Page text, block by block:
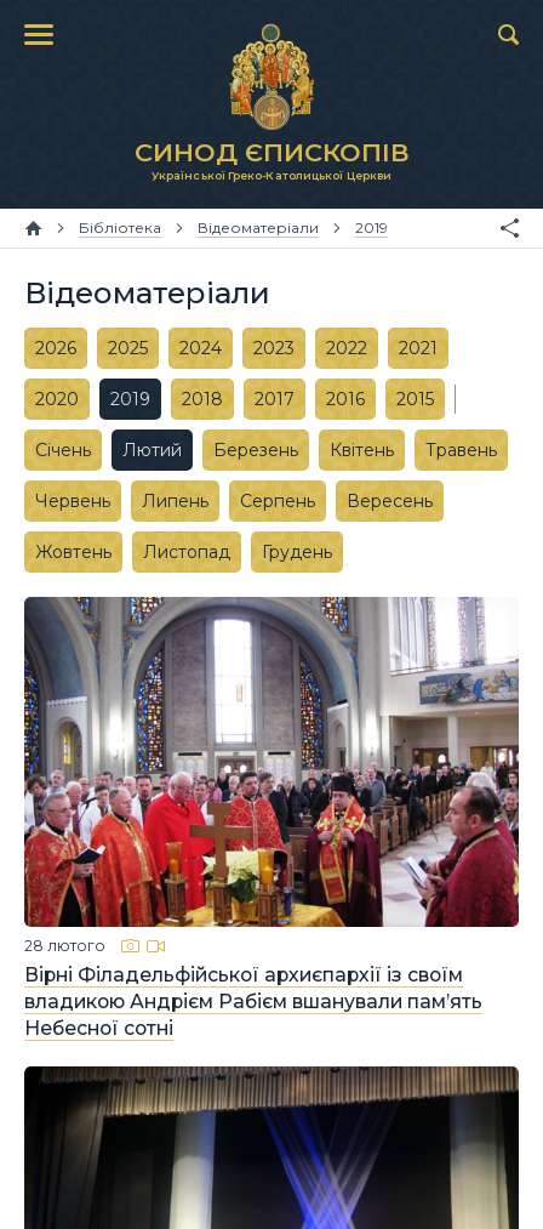
СИНОД ЄПИСКОПІВ
Української Греко-Католицької Церкви
Бібліотека Відеоматеріали 2019
Відеоматеріали
2026 2025 2024 2023 2022 2021
2020 2019 2018 2017 2016 2015
Січень Лютий Березень Квітень Травень
Червень Липень Серпень Вересень
Жовтень Листопад Грудень
Вірні Філадельфійської архиєпархії із своїм
владикою Андрієм Рабієм вшанували пам’ять
Небесної сотні
28 лютого